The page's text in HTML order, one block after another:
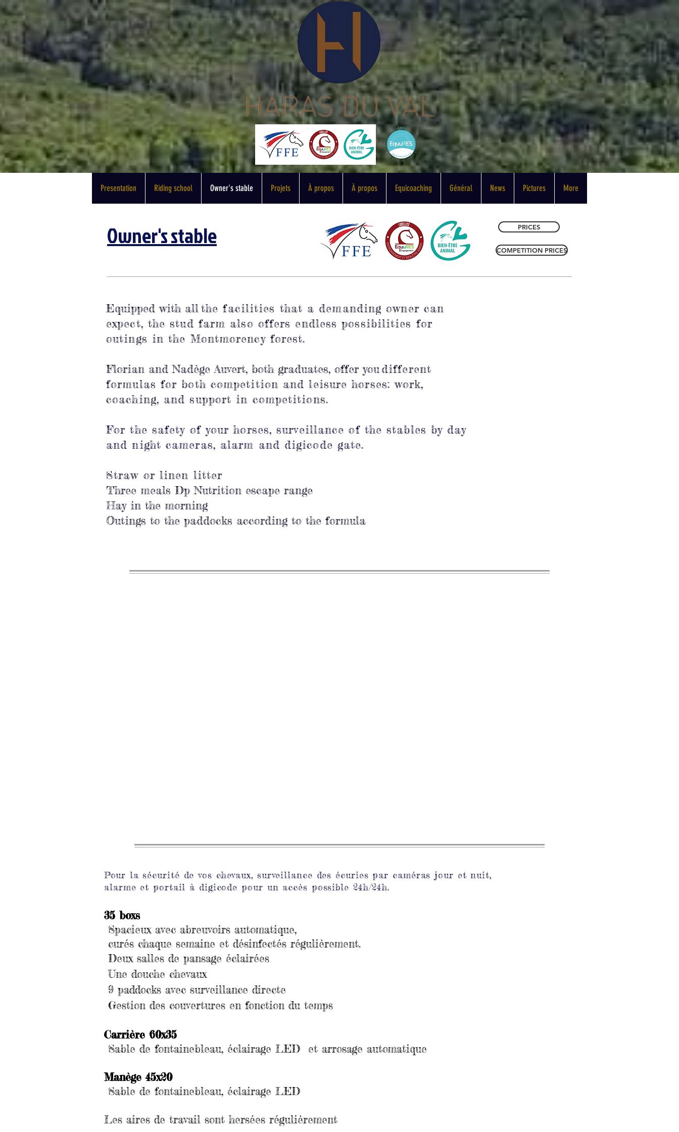
Owner's stable PRICES
COMPETITION PRICES
Equipped with all the facilities that a demanding owner can
expect, the stud farm also offers endless possibilities for
outings in the Montmorency forest.
Florian and Nadège Auvert, both graduates, offer you different
formulas for both competition and leisure horses: work,
coaching, and support in competitions.
For the safety of your horses, surveillance of the stables by day
and night cameras, alarm and digicode gate.
Straw or linen litter
Three meals Dp Nutrition escape range
Hay in the morning
Outings to the paddocks according to the formula
Pour la sécurité de vos chevaux, surveillance des écuries par caméras jour et nuit,
alarme et portail à digicode pour un accès possible 24h/24h.
35 boxs
Spacieux avec abreuvoirs automatique,
curés chaque semaine et désinfectés régulièrement.
Deux salles de pansage éclairées
Une douche chevaux
9 paddocks avec surveillance directe
Gestion des couvertures en fonction du temps
Carrière 60x35
Sable de fontainebleau, éclairage LED et arrosage automatique
Manège 45x20
Sable de fontainebleau, éclairage LED
Les aires de travail sont hersées régulièrement
Presentation Riding school Owner's stable Projets À propos À propos Equicoaching Général News Pictures More